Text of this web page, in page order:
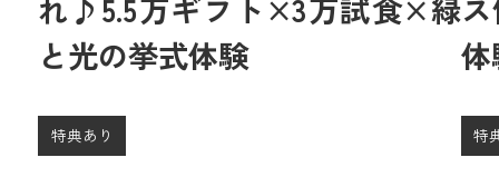
と光の挙式体験
特典あり 特